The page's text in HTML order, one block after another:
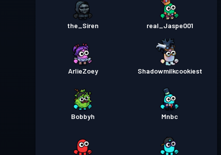
the_Siren real_Jaspe001
ArlieZoey Shadowmilkcookiest
Bobbyh Mnbc